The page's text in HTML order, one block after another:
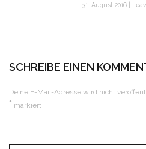
31. August 2016
SCHREIBE EINEN
Deine E-Mail-Adresse wird nicht
* markiert